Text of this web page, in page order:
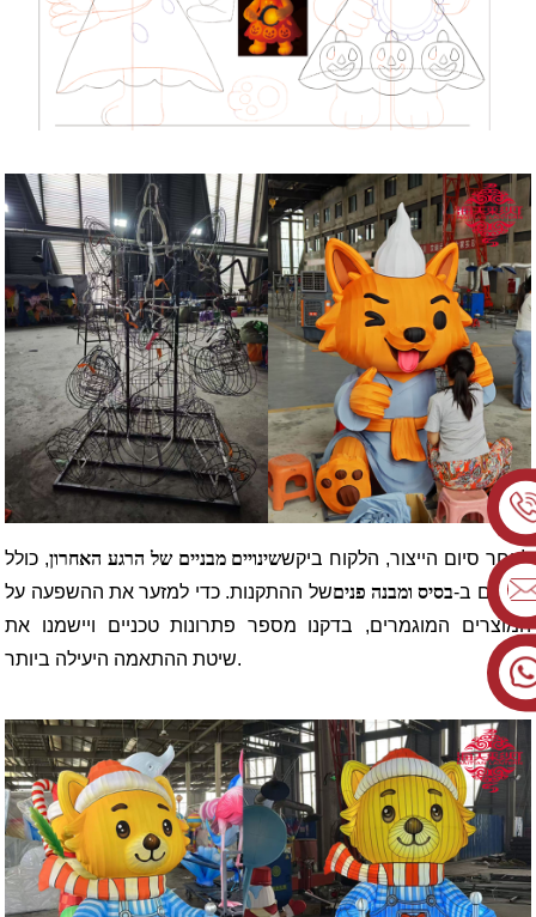
לאחר סיום הייצור, הלקוח ביקששינויים מבניים של הרגע האחרון, כולל
שינויים ב-בסיס ומבנה פניםשל ההתקנות. כדי למזער את ההשפעה על
המוצרים המוגמרים, בדקנו מספר פתרונות טכניים ויישמנו את
שיטת ההתאמה היעילה ביותר.